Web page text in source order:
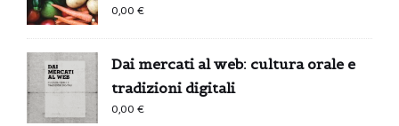
0,00€
Dai mercati al web: cultura orale e
tradizioni digitali
0,00€